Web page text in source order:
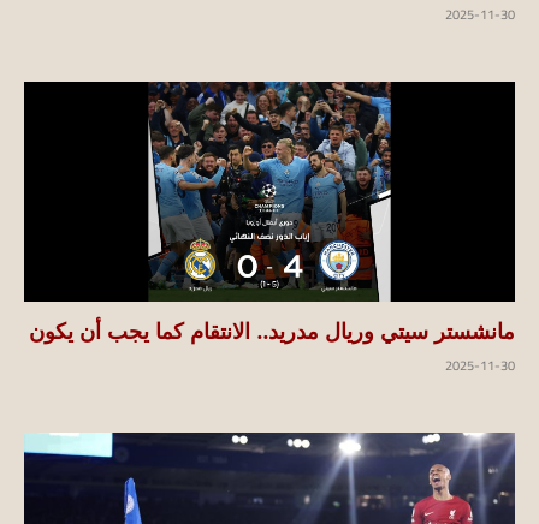
2025-11-30
مانشستر سيتي وريال مدريد.. الانتقام كما يجب أن يكون
2025-11-30